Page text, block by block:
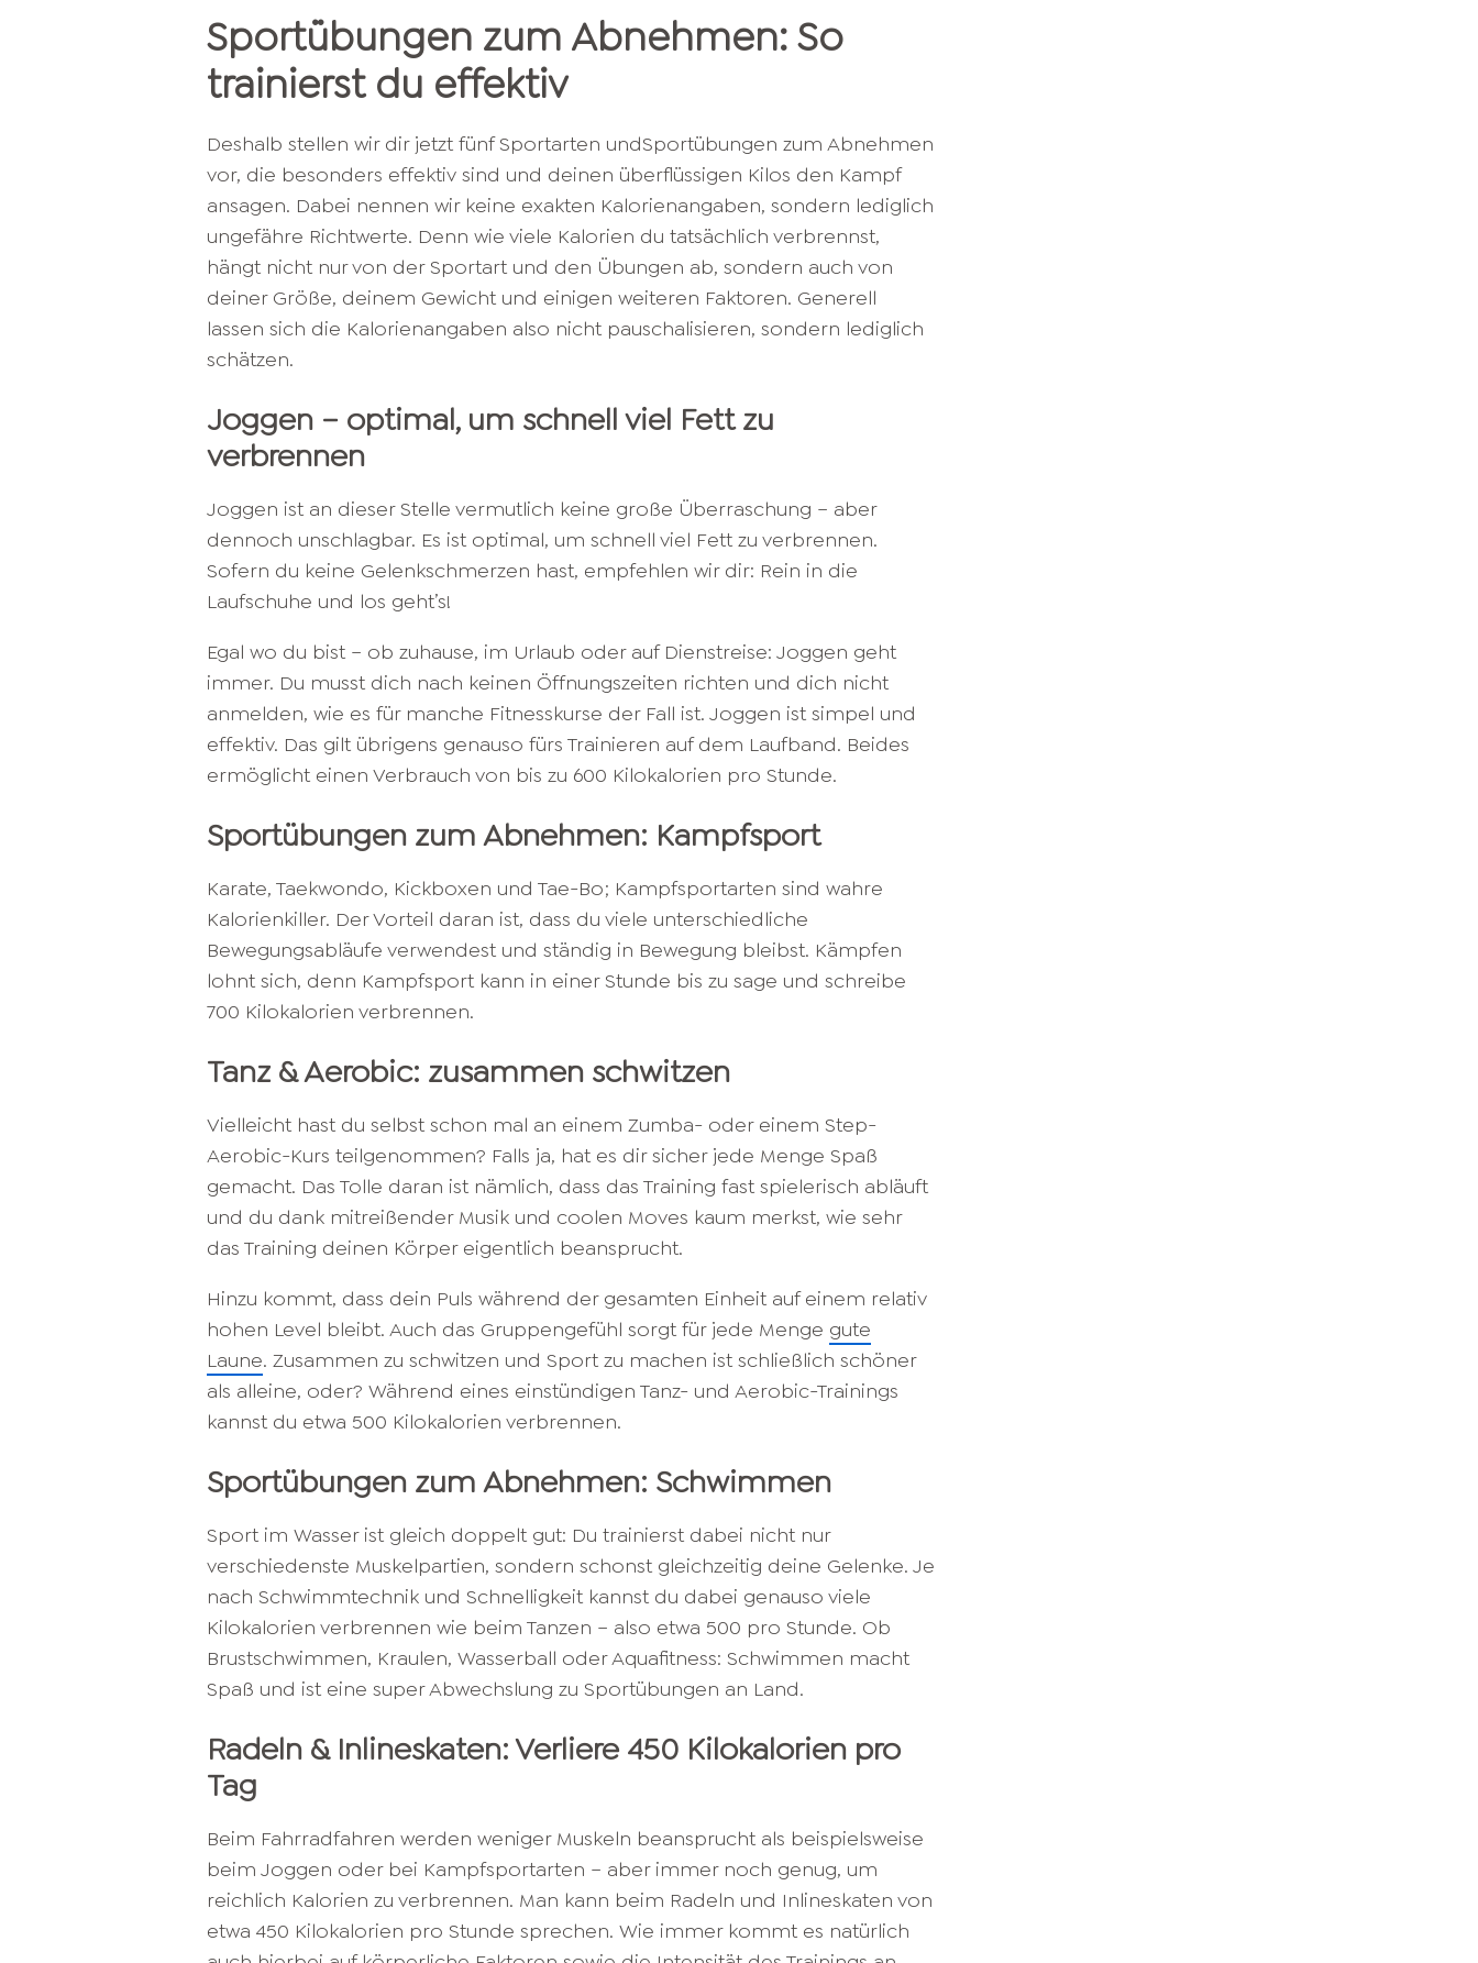
Sportübungen zum Abnehmen: So
trainierst du effektiv
Deshalb stellen wir dir jetzt fünf Sportarten undSportübungen zum Abnehmen
vor, die besonders effektiv sind und deinen überflüssigen Kilos den Kampf
ansagen. Dabei nennen wir keine exakten Kalorienangaben, sondern lediglich
ungefähre Richtwerte. Denn wie viele Kalorien du tatsächlich verbrennst,
hängt nicht nur von der Sportart und den Übungen ab, sondern auch von
deiner Größe, deinem Gewicht und einigen weiteren Faktoren. Generell
lassen sich die Kalorienangaben also nicht pauschalisieren, sondern lediglich
schätzen.
Joggen – optimal, um schnell viel Fett zu
verbrennen
Joggen ist an dieser Stelle vermutlich keine große Überraschung – aber
dennoch unschlagbar. Es ist optimal, um schnell viel Fett zu verbrennen.
Sofern du keine Gelenkschmerzen hast, empfehlen wir dir: Rein in die
Laufschuhe und los geht’s!
Egal wo du bist – ob zuhause, im Urlaub oder auf Dienstreise: Joggen geht
immer. Du musst dich nach keinen Öffnungszeiten richten und dich nicht
anmelden, wie es für manche Fitnesskurse der Fall ist. Joggen ist simpel und
effektiv. Das gilt übrigens genauso fürs Trainieren auf dem Laufband. Beides
ermöglicht einen Verbrauch von bis zu 600 Kilokalorien pro Stunde.
Sportübungen zum Abnehmen: Kampfsport
Karate, Taekwondo, Kickboxen und Tae-Bo; Kampfsportarten sind wahre
Kalorienkiller. Der Vorteil daran ist, dass du viele unterschiedliche
Bewegungsabläufe verwendest und ständig in Bewegung bleibst. Kämpfen
lohnt sich, denn Kampfsport kann in einer Stunde bis zu sage und schreibe
700 Kilokalorien verbrennen.
Tanz & Aerobic: zusammen schwitzen
Vielleicht hast du selbst schon mal an einem Zumba- oder einem Step-
Aerobic-Kurs teilgenommen? Falls ja, hat es dir sicher jede Menge Spaß
gemacht. Das Tolle daran ist nämlich, dass das Training fast spielerisch abläuft
und du dank mitreißender Musik und coolen Moves kaum merkst, wie sehr
das Training deinen Körper eigentlich beansprucht.
Hinzu kommt, dass dein Puls während der gesamten Einheit auf einem relativ
hohen Level bleibt. Auch das Gruppengefühl sorgt für jede Menge gute
Laune. Zusammen zu schwitzen und Sport zu machen ist schließlich schöner
als alleine, oder? Während eines einstündigen Tanz- und Aerobic-Trainings
kannst du etwa 500 Kilokalorien verbrennen.
Sportübungen zum Abnehmen: Schwimmen
Sport im Wasser ist gleich doppelt gut: Du trainierst dabei nicht nur
verschiedenste Muskelpartien, sondern schonst gleichzeitig deine Gelenke. Je
nach Schwimmtechnik und Schnelligkeit kannst du dabei genauso viele
Kilokalorien verbrennen wie beim Tanzen – also etwa 500 pro Stunde. Ob
Brustschwimmen, Kraulen, Wasserball oder Aquafitness: Schwimmen macht
Spaß und ist eine super Abwechslung zu Sportübungen an Land.
Radeln & Inlineskaten: Verliere 450 Kilokalorien pro
Tag
Beim Fahrradfahren werden weniger Muskeln beansprucht als beispielsweise
beim Joggen oder bei Kampfsportarten – aber immer noch genug, um
reichlich Kalorien zu verbrennen. Man kann beim Radeln und Inlineskaten von
etwa 450 Kilokalorien pro Stunde sprechen. Wie immer kommt es natürlich